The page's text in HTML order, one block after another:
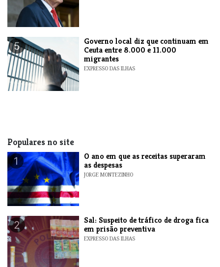
5
​Governo local diz que continuam em
Ceuta entre 8.000 e 11.000
migrantes
EXPRESSO DAS ILHAS
Populares no site
1
O ano em que as receitas superaram
as despesas
JORGE MONTEZINHO
2
​Sal: Suspeito de tráfico de droga fica
em prisão preventiva
EXPRESSO DAS ILHAS